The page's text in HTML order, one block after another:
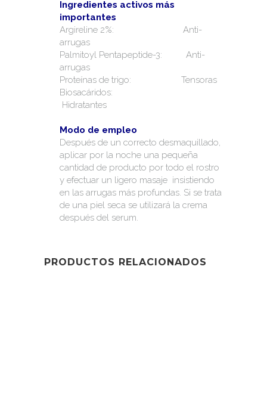
Ingredientes activos más
importantes
Argireline 2%: Anti-
arrugas
Palmitoyl Pentapeptide-3: Anti-
arrugas
Proteínas de trigo: Tensoras
Biosacáridos:
Hidratantes
Modo de empleo
Después de un correcto desmaquillado,
aplicar por la noche una pequeña
cantidad de producto por todo el rostro
y efectuar un ligero masaje insistiendo
en las arrugas más profundas. Si se trata
de una piel seca se utilizará la crema
después del serum.
PRODUCTOS RELACIONADOS